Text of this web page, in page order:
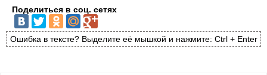
Поделиться в соц. сетях
Ошибка в тексте? Выделите её мышкой и нажмите: Ctrl + Enter